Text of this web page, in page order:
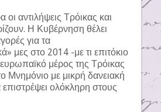
αντιλήψεις Τρόικας και
Η Κυβέρνηση θέλει
για τα
μες στο 2014 -με τι επιτόκιο
μέρος της Τρόικας
Μνημόνιο με μικρή δανειακή
ολόκληρη στους